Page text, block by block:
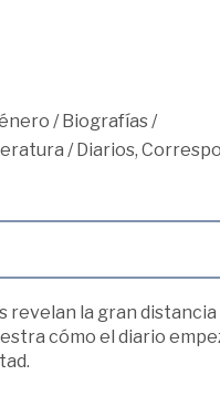
/Biografías/
/Diarios,
la gran
cómo el diario